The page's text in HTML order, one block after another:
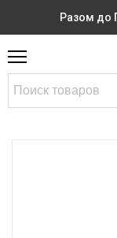
Разом до